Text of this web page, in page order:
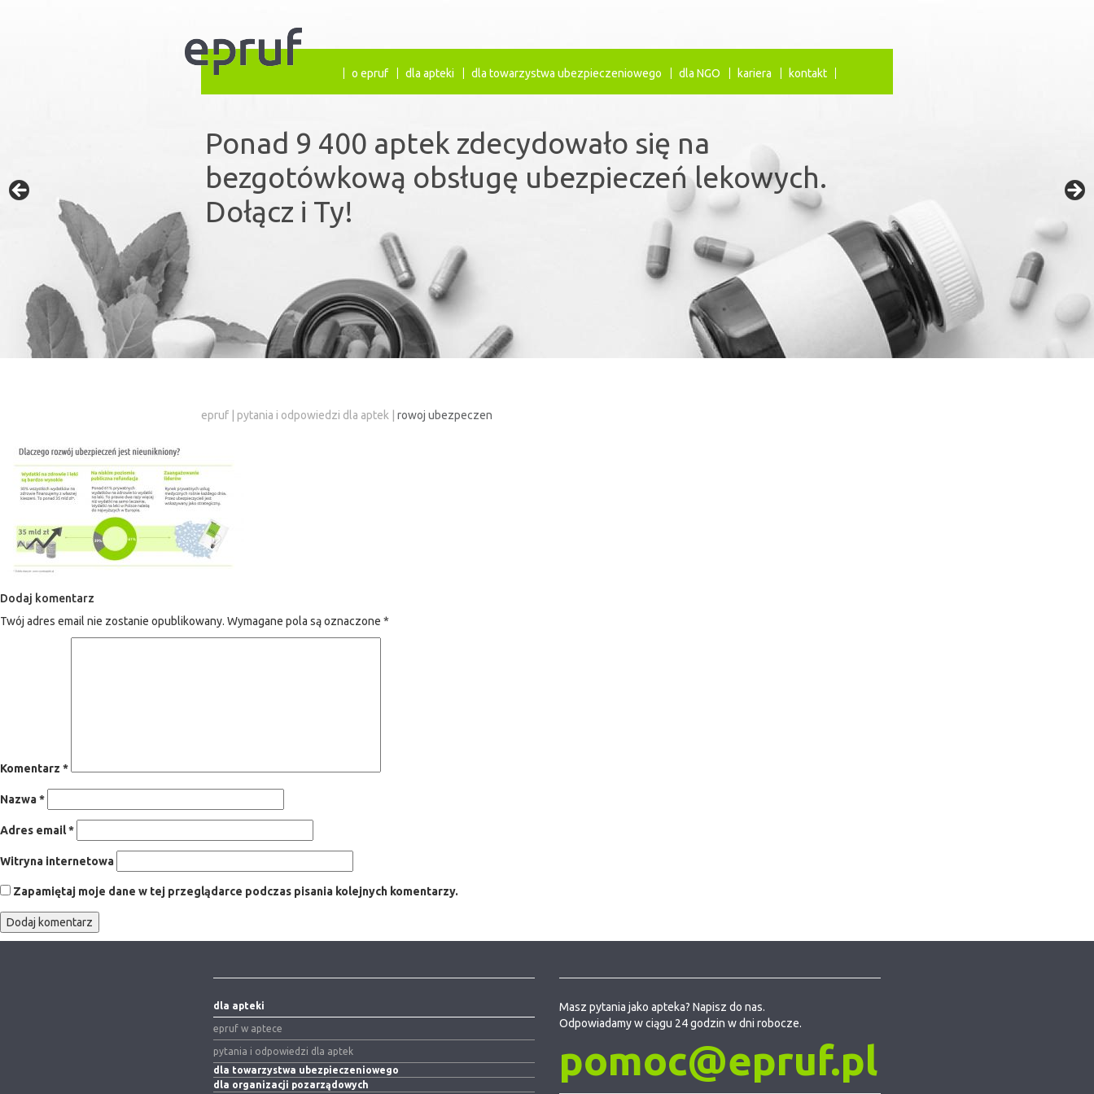
Ponad 9 400 aptek zdecydowało się na
bezgotówkową obsługę ubezpieczeń lekowych.
Dołącz i Ty!
Prywatne ubezpieczenia lekowe uzupełniają
publiczny system refundacji leków.
o epruf dla apteki dla towarzystwa ubezpieczeniowego dla NGO kariera kontakt
epruf pytania i odpowiedzi dla aptek rowoj ubezpeczen
Dodaj komentarz
Twój adres email nie zostanie opublikowany. Wymagane pola są oznaczone *
Komentarz *
Nazwa*
Adres email*
Witryna internetowa
Zapamiętaj moje dane w tej przeglądarce podczas pisania kolejnych komentarzy.
dla apteki
epruf w aptece
pytania i odpowiedzi dla aptek
dla towarzystwa ubezpieczeniowego
dla organizacji pozarządowych
Masz pytania jako apteka? Napisz do nas.
Odpowiadamy w ciągu 24 godzin w dni robocze.
pomoc@epruf.pl